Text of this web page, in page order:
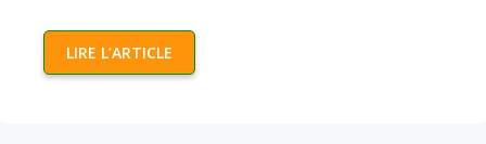
LIRE L’ARTICLE